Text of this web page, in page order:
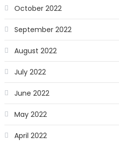
October 2022
September 2022
August 2022
July 2022
June 2022
May 2022
April 2022